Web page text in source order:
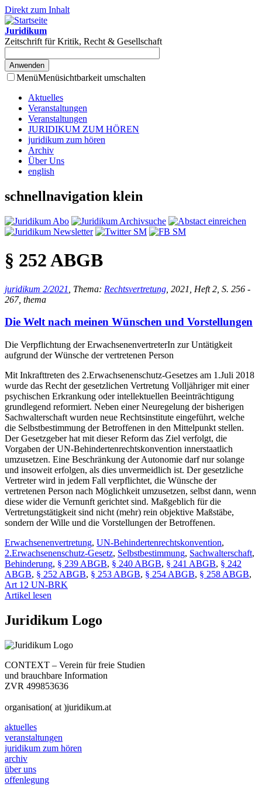
Direkt zum Inhalt
Juridikum
Zeitschrift für Kritik, Recht & Gesellschaft
MenüMenüsichtbarkeit umschalten
Aktuelles
Veranstaltungen
Veranstaltungen
JURIDIKUM ZUM HÖREN
juridikum zum hören
Archiv
Über Uns
english
schnellnavigation klein
§ 252 ABGB
juridikum 2/2021 , Thema: Rechtsvertretung , 2021, Heft 2, S. 256 -
267, thema
Die Welt nach meinen Wünschen und Vorstellungen
Die Verpflichtung der ErwachsenenvertreterIn zur Untätigkeit
aufgrund der Wünsche der vertretenen Person
Mit Inkrafttreten des 2.Erwachsenenschutz-Gesetzes am 1.Juli 2018
wurde das Recht der gesetzlichen Vertretung Volljähriger mit einer
psychischen Erkrankung oder intellektuellen Beeinträchtigung
grundlegend reformiert. Neben einer Neuregelung der bisherigen
Sachwalterschaft wurden neue Rechtsinstitute eingeführt, welche
die Selbstbestimmung der Betroffenen in den Mittelpunkt stellen.
Der Gesetzgeber hat mit dieser Reform das Ziel verfolgt, die
Vorgaben der UN-Behindertenrechtskonvention innerstaatlich
umzusetzen. Eine Beschränkung der Autonomie darf nur solange
und insoweit erfolgen, als dies unvermeidlich ist. Der gesetzliche
Vertreter wird in jedem Fall verpflichtet, die Wünsche der
vertretenen Person nach Möglichkeit umzusetzen, selbst dann, wenn
diese wider die Vernunft gerichtet sind. Maßgeblich für die
Vertretungstätigkeit sind nicht (mehr) rein objektive Maßstäbe,
sondern der Wille und die Vorstellungen der Betroffenen.
Erwachsenenvertretung, UN-Behindertenrechtskonvention,
2.Erwachsenenschutz-Gesetz, Selbstbestimmung, Sachwalterschaft,
Behinderung, § 239 ABGB, § 240 ABGB, § 241 ABGB, § 242
ABGB, § 252 ABGB, § 253 ABGB, § 254 ABGB, § 258 ABGB,
Art 12 UN-BRK
Artikel lesen
Juridikum Logo
CONTEXT – Verein für freie Studien
und brauchbare Information
ZVR 499853636
organisation( at )juridikum.at
aktuelles
veranstaltungen
juridikum zum hören
archiv
über uns
offenlegung